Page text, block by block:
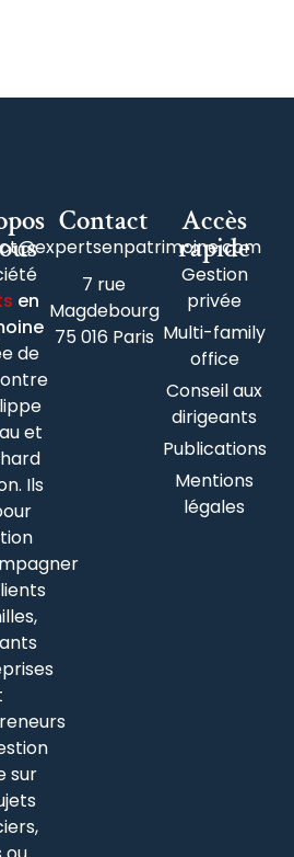
en
de
et
Ils
sur
Contact
7 rue
Magdebourg
75 016 Paris
Accès
rapide
Gestion
privée
Multi-family
office
Conseil aux
dirigeants
Publications
Mentions
légales